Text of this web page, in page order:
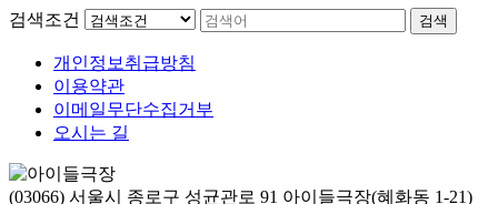
검색조건 검색
개인정보취급방침
이용약관
이메일무단수집거부
오시는 길
(03066) 서울시 종로구 성균관로 91 아이들극장(혜화동 1-21)